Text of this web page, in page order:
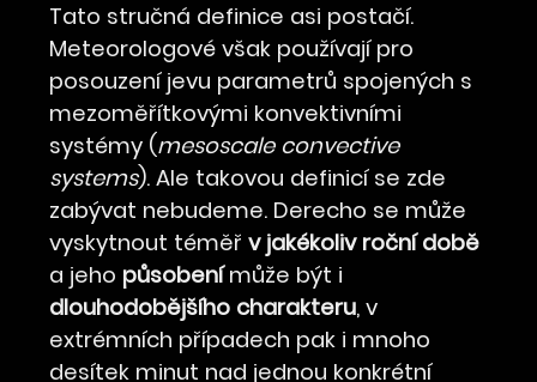
Tato stručná definice asi postačí.
Meteorologové však používají pro
posouzení jevu parametrů spojených s
mezoměřítkovými konvektivními
systémy (mesoscale convective
systems). Ale takovou definicí se zde
zabývat nebudeme. Derecho se může
vyskytnout téměřv jakékoliv roční době
a jeho působenímůže být i
dlouhodobějšího charakteru, v
extrémních případech pak i mnoho
desítek minut nad jednou konkrétní